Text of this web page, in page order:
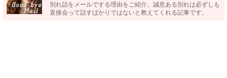
別れ話をメールでする理由をご紹介。誠意ある別れは必ずしも
直接会って話すばかりではないと教えてくれる記事です。